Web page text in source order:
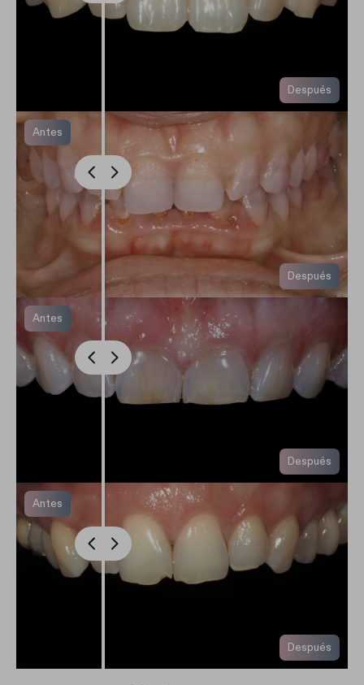
Después
Antes
Después
Antes
Después
Antes
Después